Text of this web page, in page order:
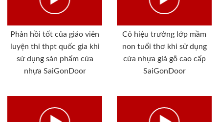
Phản hồi tốt của giáo viên
luyện thi thpt quốc gia khi
sử dụng sản phẩm cửa
nhựa SaiGonDoor
Cô hiệu trưởng lớp mầm
non tuổi thơ khi sử dụng
cửa nhựa giả gỗ cao cấp
SaiGonDoor